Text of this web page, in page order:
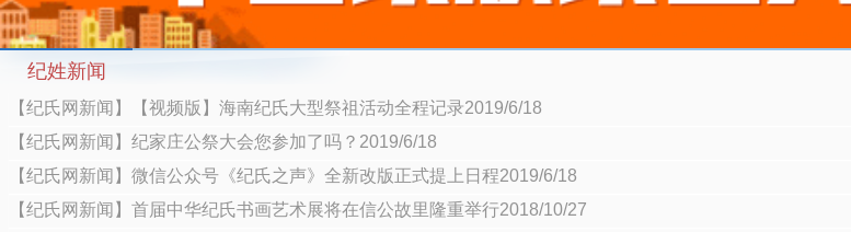
纪姓新闻
【纪氏网新闻】【视频版】海南纪氏大型祭祖活动全程记录2019/6/18
【纪氏网新闻】纪家庄公祭大会您参加了吗？2019/6/18
【纪氏网新闻】微信公众号《纪氏之声》全新改版正式提上日程2019/6/18
【纪氏网新闻】首届中华纪氏书画艺术展将在信公故里隆重举行2018/10/27